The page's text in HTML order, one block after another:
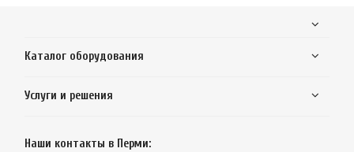
Каталог оборудования
Услуги и решения
Наши контакты в Перми: